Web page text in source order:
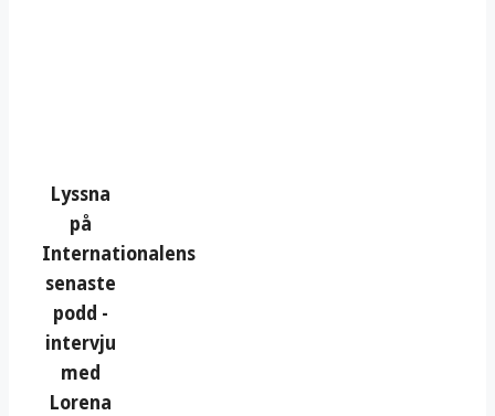
Lyssna
på
Internationalens
senaste
podd -
intervju
med
Lorena